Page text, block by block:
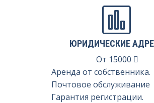
ЮРИДИЧЕСКИЕ
От 15000
Аренда от собственника.
Почтовое обслуживание
Гарантия регистрации.